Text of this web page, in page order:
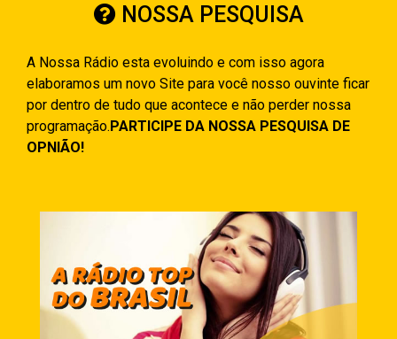
NOSSA PESQUISA
A Nossa Rádio esta evoluindo e com isso agora
elaboramos um novo Site para você nosso ouvinte ficar
por dentro de tudo que acontece e não perder nossa
programação.PARTICIPE DA NOSSA PESQUISA DE
OPNIÃO!